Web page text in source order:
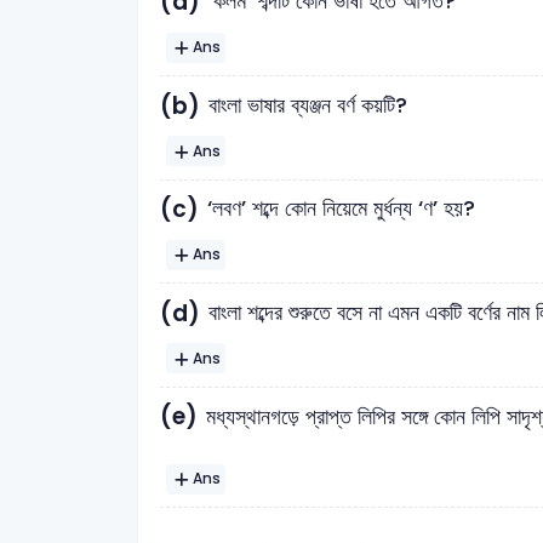
Ans
(b) বাংলা ভাষার ব্যঞ্জন বর্ণ কয়টি?
Ans
(c) ‘লবণ’ শব্দে কোন নিয়েমে মুর্ধন্য ‘ণ’ হয়?
Ans
(d) বাংলা শব্দের শুরুতে বসে না এমন একটি বর্ণের নাম
Ans
(e) মধ্যস্থানগড়ে প্রাপ্ত লিপির সঙ্গে কোন লিপি
Ans